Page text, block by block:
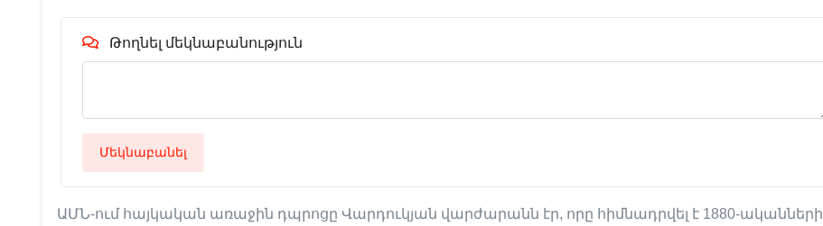
Թողնել մեկնաբանություն
Մեկնաբանել
ԱՄՆ-ում հայկական առաջին դպրոցը Վարդուկյան վարժարանն էր, որը հիմնադրվել է 1880-ականների